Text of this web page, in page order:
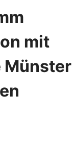
mit
Münster